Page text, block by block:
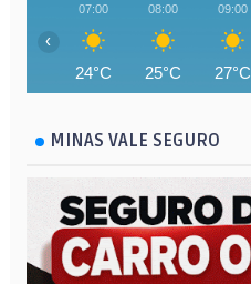
07:00
24°C
08:00
25°C
09:00
27°C
‹
MINAS VALE SEGURO